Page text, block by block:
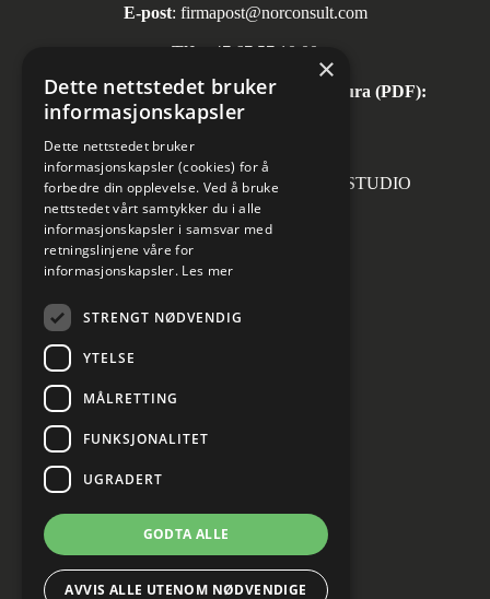
E-post: firmapost@norconsult.com
Tlf: +47 67 57 10 00
Automatisk mottak av inngående faktura (PDF):
invoice.no@norconsult.com
Forsidefoto: RASMUS HJORTSHOJ STUDIO
Cookies innstillinger
×
Dette nettstedet bruker
informasjonskapsler
Dette nettstedet bruker
informasjonskapsler (cookies) for å
forbedre din opplevelse. Ved å bruke
nettstedet vårt samtykker du i alle
informasjonskapsler i samsvar med
retningslinjene våre for
informasjonskapsler. Les mer
STRENGT NØDVENDIG
YTELSE
MÅLRETTING
FUNKSJONALITET
UGRADERT
GODTA ALLE
AVVIS ALLE UTENOM NØDVENDIGE